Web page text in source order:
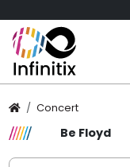
Concert
Be Floyd